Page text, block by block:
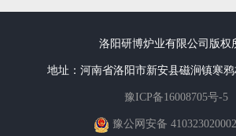
洛阳研博炉业有限公司版权
地址：河南省洛阳市新安县磁涧镇寒
豫ICP备16008705号-5
豫公网安备